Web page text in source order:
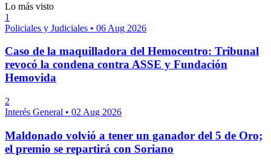
Lo más visto
1
Policiales y Judiciales • 06 Aug 2026
Caso de la maquilladora del Hemocentro: Tribunal
revocó la condena contra ASSE y Fundación
Hemovida
2
Interés General • 02 Aug 2026
Maldonado volvió a tener un ganador del 5 de Oro;
el premio se repartirá con Soriano